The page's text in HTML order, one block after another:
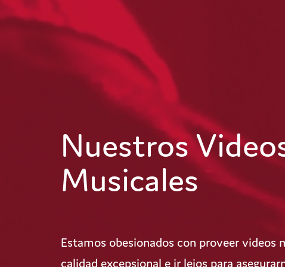
Nuestros
Musicales
Estamos obesionados con proveer videos
calidad excepsional e ir lejos para